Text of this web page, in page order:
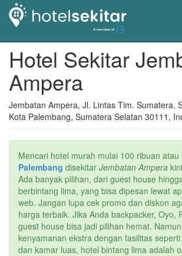
Hotel Sekitar
Ampera
Jembatan Ampera, Jl. Lintas Tim. Sumatera,
Kota Palembang, Sumatera Selatan 30111,
Mencari hotel murah mulai 100 ribuan
Palembang disekitar Jembatan Ampera
Ada banyak pilihan, dari guest house
berbintang lima, yang bisa dipesan lewat
web. Jangan lupa cek promo dan diskon
harga terbaik. Jika Anda backpacker, Oyo,
guest house bisa jadi pilihan hemat.
kenyamanan ekstra dengan fasilitas
dan kamar luas, hotel bintang lima adalah